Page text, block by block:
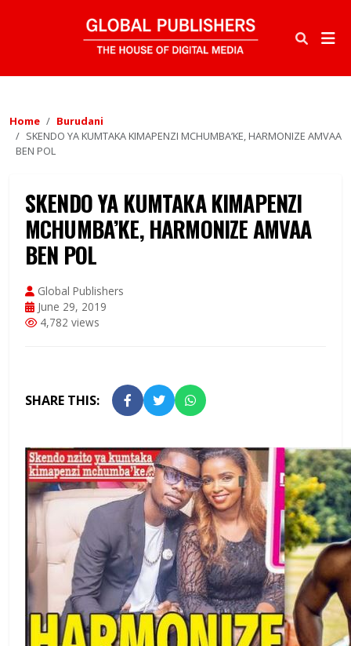
Home
Burudani
SKENDO YA KUMTAKA KIMAPENZI MCHUMBA’KE, HARMONIZE AMVAA
BEN POL
SKENDO YA KUMTAKA KIMAPENZI
MCHUMBA’KE, HARMONIZE AMVAA
BEN POL
Global Publishers
June 29, 2019
4,782 views
SHARE THIS: